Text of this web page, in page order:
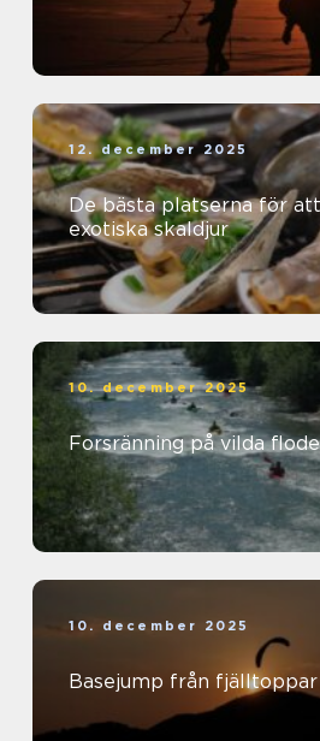
12. december 2025
De bästa platserna för
exotiska skaldjur
10. december 2025
Forsränning på vilda
10. december 2025
Basejump från fjälltoppar